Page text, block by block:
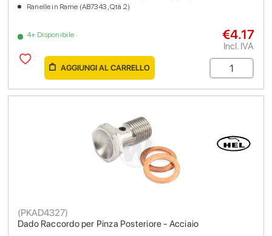
4+ Disponibile
Ranelle in Rame (AB7343 , Qtà 2)
€4.17
Incl. IVA
AGGIUNGI AL CARRELLO
Dado Raccordo per Pinza Posteriore - Acciaio
(PKAD4327)